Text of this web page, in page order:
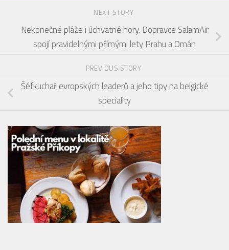
NEXT STORY
Nekonečné pláže i úchvatné hory. Dopravce SalamAir
spojí pravidelnými přímými lety Prahu a Omán
PREVIOUS STORY
Šéfkuchař evropských leaderů a jeho tipy na belgické
speciality